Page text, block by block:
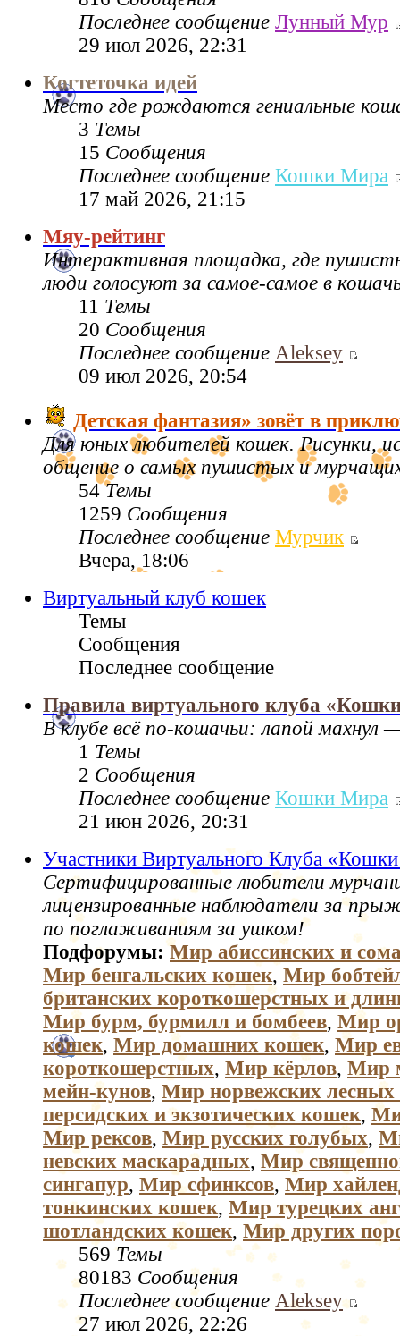
Последнее сообщение Лунный Мур
29 июл 2026, 22:31
Когтеточка идей
Место где рождаются гениальные
3 Темы
15 Сообщения
Последнее сообщение Кошки Мира
17 май 2026, 21:15
Мяу-рейтинг
Интерактивная площадка, где
люди голосуют за самое-самое в
11 Темы
20 Сообщения
Последнее сообщение Aleksey
09 июл 2026, 20:54
Детская фантазия» зовёт в
Для юных любителей кошек. Рисунки,
общение о самых пушистых и
54Темы
1259 Сообщения
Последнее сообщение Мурчик
Вчера, 18:06
Виртуальный клуб кошек
Темы
Сообщения
Последнее сообщение
Правила виртуального клуба
В клубе всё по‑кошачьи: лапой махнул
1 Темы
2 Сообщения
Последнее сообщение Кошки Мира
21 июн 2026, 20:31
Участники Виртуального Клуба
Сертифицированные любители
лицензированные наблюдатели за
по поглаживаниям за ушком!
Подфорумы:Мир абиссинских и
Мир бенгальских кошек, Мир
британских короткошерстных и
Мир бурм, бурмилл и бомбеев, Мир
кошек, Мир домашних кошек, Мир
короткошерстных, Мир кёрлов, Мир
мейн-кунов, Мир норвежских
персидских и экзотических кошек,
Мир рексов, Мир русских голубых,
невских маскарадных, Мир
сингапур, Мир сфинксов, Мир
тонкинских кошек, Мир турецких
шотландских кошек, Мир других
569 Темы
80183 Сообщения
Последнее сообщение Aleksey
27 июл 2026, 22:26